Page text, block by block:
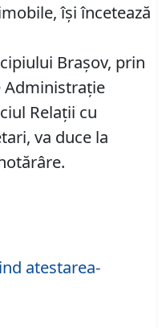
îşi încetează
Braşov, prin
Administraţie
Relaţii cu
va duce la
atestarea-